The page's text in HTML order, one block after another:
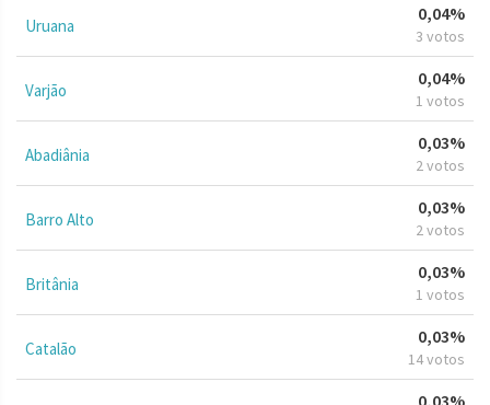
Uruana
0,04%
3 votos
Varjão
0,04%
1 votos
Abadiânia
0,03%
2 votos
Barro Alto
0,03%
2 votos
Britânia
0,03%
1 votos
Catalão
0,03%
14 votos
0,03%